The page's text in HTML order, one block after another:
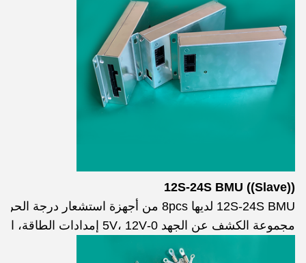
12S-24S BMU ((Slave))
مجموعة الكشف عن الجهد 0-5V، 12V إمدادات الطاقة، الاستهلاك أقل 20mA، CAN2.0 B الاتصال